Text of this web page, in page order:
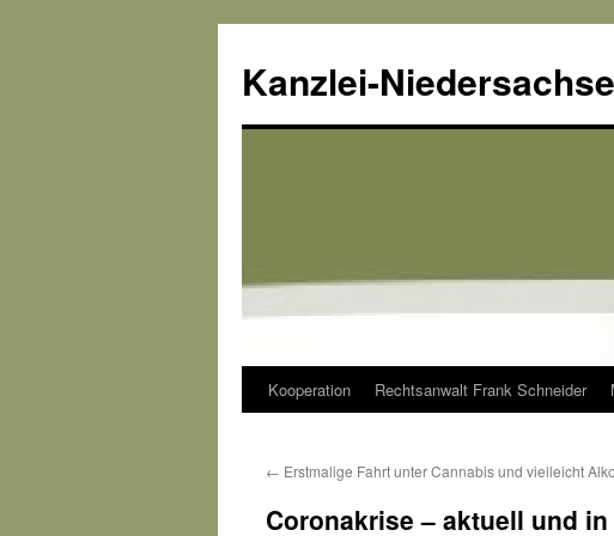
Kanzlei-
Zum
springen
Kooperation Rechtsanwalt Frank Schneider
← Erstmalige Fahrt unter Cannabis und vielleicht
Coronakrise – aktuell und